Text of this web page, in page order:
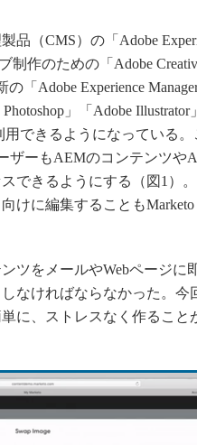
（CMS）の「Adobe
制作のための「Adobe
「Adobe Experience
」「Adobe
できるようになっている。
ザーもAEMのコンテンツや
できるようにする（図1）
けに編集することもMarketo
ツをメールやWebページに
なければならなかった。今
に、ストレスなく作ること